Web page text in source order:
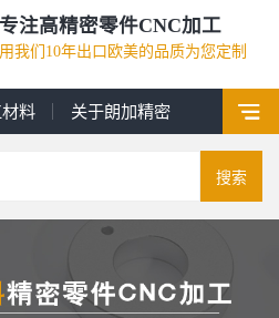
专注高精密零件CNC加工
用我们10年出口欧美的品质为您定制
料 关于朗加精密
搜索